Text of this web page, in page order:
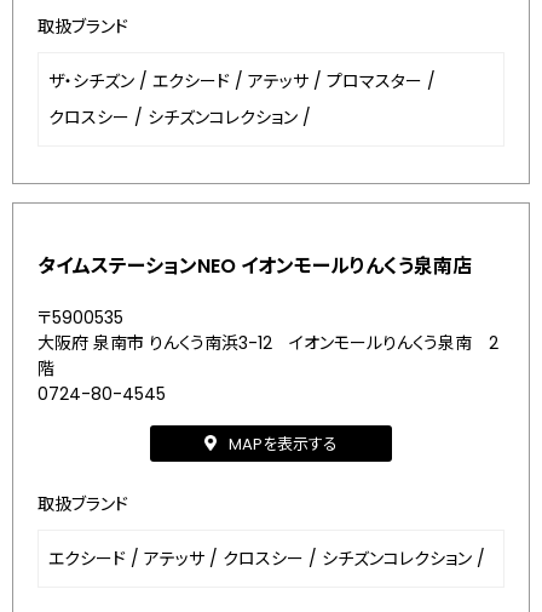
取扱ブランド
ザ・シチズン / エクシード / アテッサ / プロマスター /
クロスシー / シチズンコレクション /
タイムステーションNEO イオンモールりんくう泉南店
〒5900535
大阪府 泉南市 りんくう南浜3-12 イオンモールりんくう泉南 2
階
0724-80-4545
MAPを表示する
取扱ブランド
エクシード / アテッサ / クロスシー / シチズンコレクション /